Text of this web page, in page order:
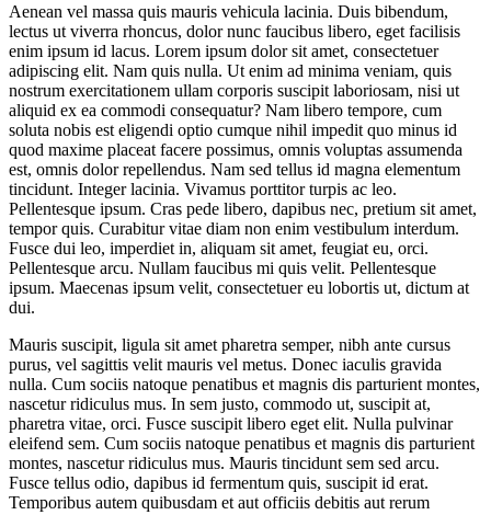
Aenean vel massa quis mauris vehicula lacinia. Duis bibendum,
lectus ut viverra rhoncus, dolor nunc faucibus libero, eget facilisis
enim ipsum id lacus. Lorem ipsum dolor sit amet, consectetuer
adipiscing elit. Nam quis nulla. Ut enim ad minima veniam, quis
nostrum exercitationem ullam corporis suscipit laboriosam, nisi ut
aliquid ex ea commodi consequatur? Nam libero tempore, cum
soluta nobis est eligendi optio cumque nihil impedit quo minus id
quod maxime placeat facere possimus, omnis voluptas assumenda
est, omnis dolor repellendus. Nam sed tellus id magna elementum
tincidunt. Integer lacinia. Vivamus porttitor turpis ac leo.
Pellentesque ipsum. Cras pede libero, dapibus nec, pretium sit amet,
tempor quis. Curabitur vitae diam non enim vestibulum interdum.
Fusce dui leo, imperdiet in, aliquam sit amet, feugiat eu, orci.
Pellentesque arcu. Nullam faucibus mi quis velit. Pellentesque
ipsum. Maecenas ipsum velit, consectetuer eu lobortis ut, dictum at
dui.
Mauris suscipit, ligula sit amet pharetra semper, nibh ante cursus
purus, vel sagittis velit mauris vel metus. Donec iaculis gravida
nulla. Cum sociis natoque penatibus et magnis dis parturient montes,
nascetur ridiculus mus. In sem justo, commodo ut, suscipit at,
pharetra vitae, orci. Fusce suscipit libero eget elit. Nulla pulvinar
eleifend sem. Cum sociis natoque penatibus et magnis dis parturient
montes, nascetur ridiculus mus. Mauris tincidunt sem sed arcu.
Fusce tellus odio, dapibus id fermentum quis, suscipit id erat.
Temporibus autem quibusdam et aut officiis debitis aut rerum